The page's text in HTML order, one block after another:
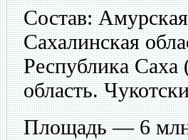
Состав:
Сахалинская
Республика Саха
область.
Площадь — 6